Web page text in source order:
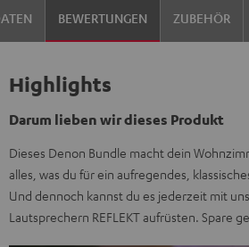
BEWERTUNGEN ZUBEHÖR
Highlights
Darum lieben wir dieses Produkt
Dieses Denon Bundle macht dein
alles, was du für ein aufregendes,
Und dennoch kannst du es jederzeit mit
Lautsprechern REFLEKT aufrüsten. Spare